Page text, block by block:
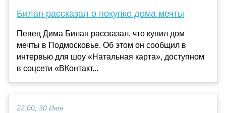
Билан рассказал о покупке дома мечты
Певец Дима Билан рассказал, что купил дом
мечты в Подмосковье. Об этом он сообщил в
интервью для шоу «Натальная карта», доступном
в соцсети «ВКонтакт...
22:00, 30 Июн